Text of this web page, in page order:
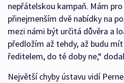
nepřátelskou kampaň. Mám
přinejmenším dvě nabídky na
mezi námi být určitá důvěra a
předložím až tehdy, až budu
ředitelem, do té doby ne,“
Největší chyby ústavu vidí